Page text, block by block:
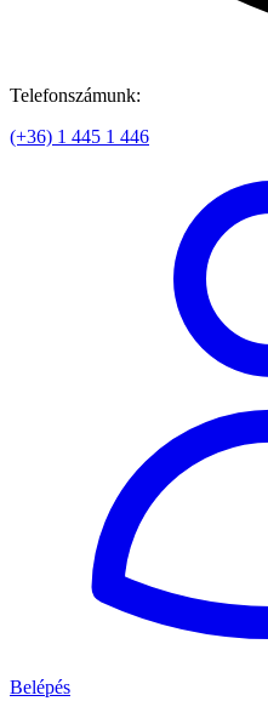
Telefonszámunk:
(+36) 1 445 1 446
Belépés